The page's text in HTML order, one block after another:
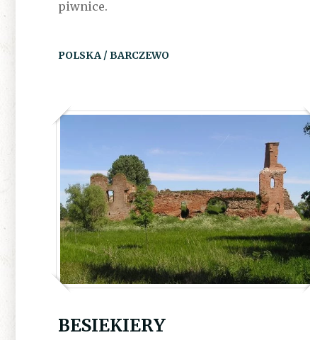
piwnice.
POLSKA / BARCZEWO
BESIEKIERY